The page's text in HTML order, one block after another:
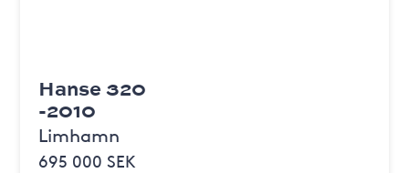
Hanse 320
-2010
Limhamn
695 000 SEK